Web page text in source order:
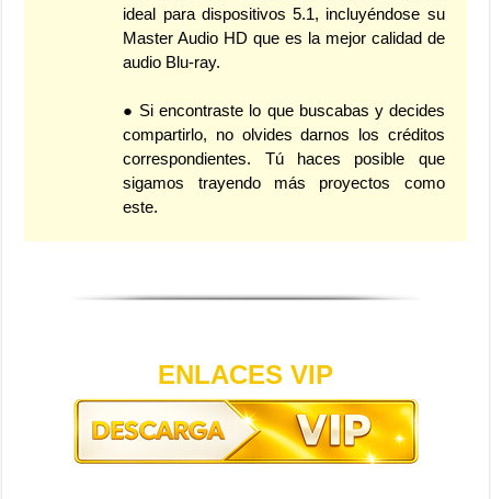
ideal para dispositivos 5.1, incluyéndose su
Master Audio HD que es la mejor calidad de
audio Blu-ray.
● Si encontraste lo que buscabas y decides
compartirlo, no olvides darnos los créditos
correspondientes. Tú haces posible que
sigamos trayendo más proyectos como
este.
ENLACES VIP